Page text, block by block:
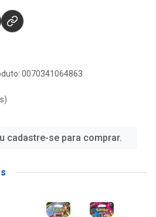
0070341064863
cadastre-se para comprar.